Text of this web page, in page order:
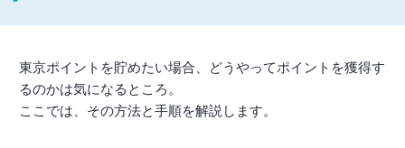
東京ポイントを貯めたい場合、どうやってポイントを獲得す
るのかは気になるところ。
ここでは、その方法と手順を解説します。